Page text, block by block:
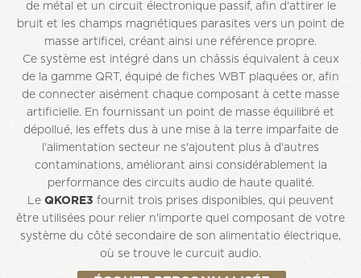
de métal et un circuit électronique passif, afin d'attirer le
bruit et les champs magnétiques parasites vers un point de
masse artificel, créant ainsi une référence propre.
Ce système est intégré dans un châssis équivalent à ceux
de la gamme QRT, équipé de fiches WBT plaquées or, afin
de connecter aisément chaque composant à cette masse
artificielle. En fournissant un point de masse équilibré et
dépollué, les effets dus à une mise à la terre imparfaite de
l'alimentation secteur ne s'ajoutent plus à d'autres
contaminations, améliorant ainsi considérablement la
performance des circuits audio de haute qualité.
Le QKORE3 fournit trois prises disponibles, qui peuvent
être utilisées pour relier n'importe quel composant de votre
système du côté secondaire de son alimentatio électrique,
où se trouve le curcuit audio.